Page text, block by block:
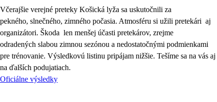
Včerajšie verejné preteky Košická lyža sa uskutočnili za
pekného, slnečného, zimného počasia. Atmosféru si užili pretekári aj
organizátori. Škoda len menšej účasti pretekárov, zrejme
odradených slabou zimnou sezónou a nedostatočnými podmienkami
pre trénovanie. Výsledkovú listinu pripájam nižšie. Tešíme sa na vás aj
na ďalších podujatiach.
Oficiálne výsledky